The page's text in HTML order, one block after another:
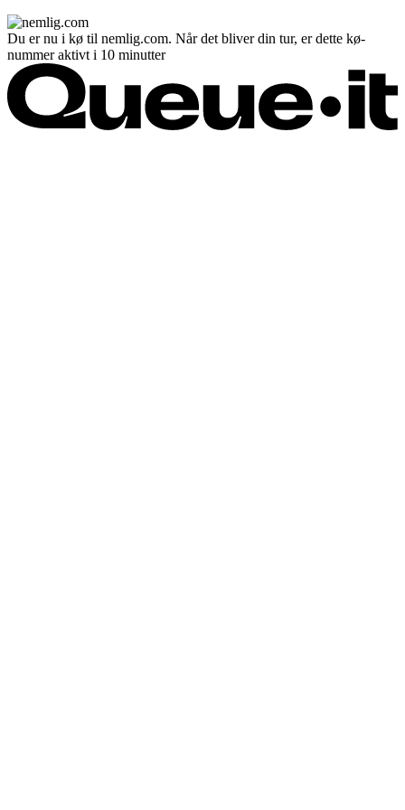
Du er nu i kø til nemlig.com. Når det bliver din tur, er dette kø-
nummer aktivt i 10 minutter